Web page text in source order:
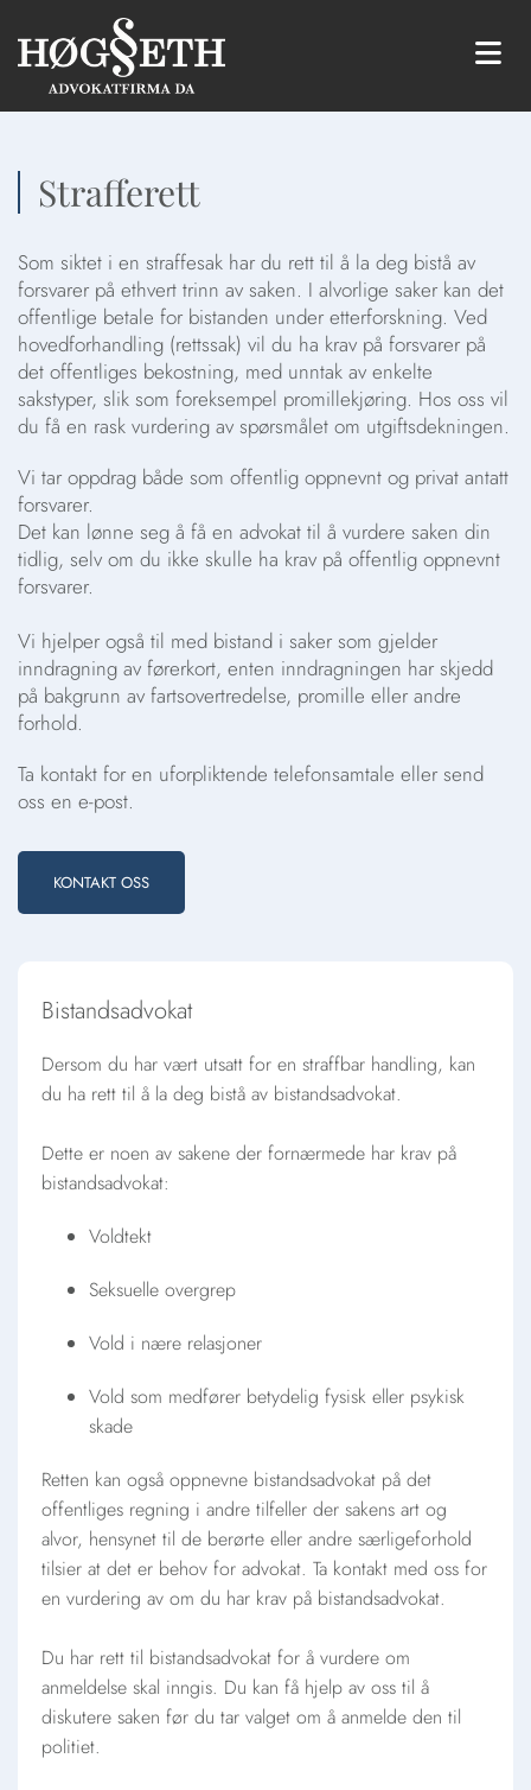
Strafferett
Som siktet i en straffesak har du rett til å la deg bistå av
forsvarer på ethvert trinn av saken. I alvorlige saker kan det
offentlige betale for bistanden under etterforskning. Ved
hovedforhandling (rettssak) vil du ha krav på forsvarer på
det offentliges bekostning, med unntak av enkelte
sakstyper, slik som foreksempel promillekjøring. Hos oss vil
du få en rask vurdering av spørsmålet om utgiftsdekningen.
Vi tar oppdrag både som offentlig oppnevnt og privat antatt
forsvarer.
Det kan lønne seg å få en advokat til å vurdere saken din
tidlig, selv om du ikke skulle ha krav på offentlig oppnevnt
forsvarer.
Vi hjelper også til med bistand i saker som gjelder
inndragning av førerkort, enten inndragningen har skjedd
på bakgrunn av fartsovertredelse, promille eller andre
forhold.
Ta kontakt for en uforpliktende telefonsamtale eller send
oss en e-post.
KONTAKT OSS
Bistandsadvokat
Dersom du har vært utsatt for en straffbar handling, kan
du ha rett til å la deg bistå av bistandsadvokat.
Dette er noen av sakene der fornærmede har krav på
bistandsadvokat:
Voldtekt
Seksuelle overgrep
Vold i nære relasjoner
Vold som medfører betydelig fysisk eller psykisk
skade
Retten kan også oppnevne bistandsadvokat på det
offentliges regning i andre tilfeller der sakens art og
alvor, hensynet til de berørte eller andre særligeforhold
tilsier at det er behov for advokat. Ta kontakt med oss for
en vurdering av om du har krav på bistandsadvokat.
Du har rett til bistandsadvokat for å vurdere om
anmeldelse skal inngis. Du kan få hjelp av oss til å
diskutere saken før du tar valget om å anmelde den til
politiet.